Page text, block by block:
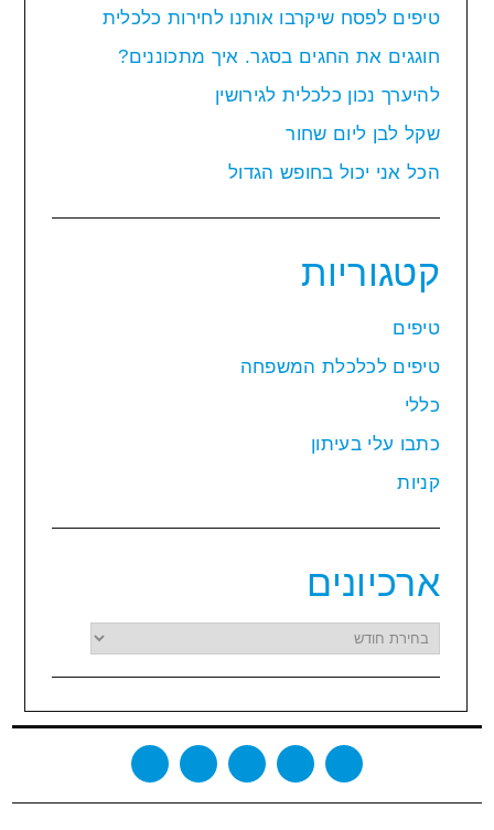
טיפים לפסח שיקרבו אותנו לחירות כלכלית
חוגגים את החגים בסגר. איך מתכוננים?
להיערך נכון כלכלית לגירושין
שקל לבן ליום שחור
הכל אני יכול בחופש הגדול
קטגוריות
טיפים
טיפים לכלכלת המשפחה
כללי
כתבו עלי בעיתון
קניות
ארכיונים
ארכיונים